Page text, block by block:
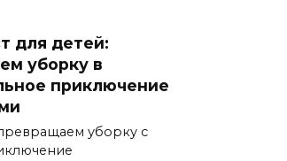
для детей:
уборку в
приключение
уборку с